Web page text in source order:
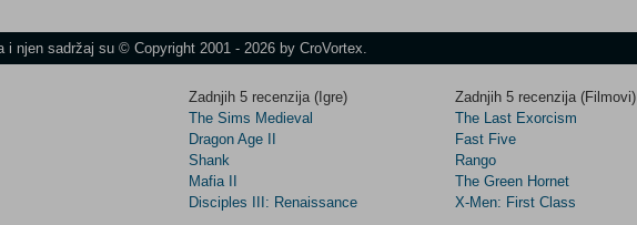
i njen sadržaj su © Copyright 2001 - 2026 by CroVortex.
Zadnjih 5 recenzija (Igre)
The Sims Medieval
Dragon Age II
Shank
Mafia II
Disciples III: Renaissance
Zadnjih 5 recenzija (Filmovi)
The Last Exorcism
Fast Five
Rango
The Green Hornet
X-Men: First Class